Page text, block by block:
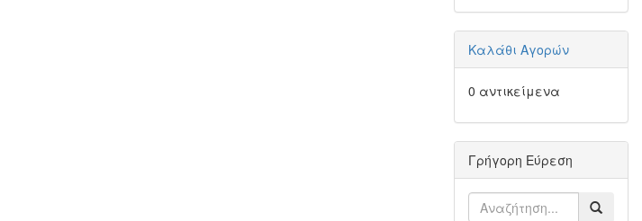
Καλάθι Αγορών
0 αντικείμενα
Γρήγορη Εύρεση